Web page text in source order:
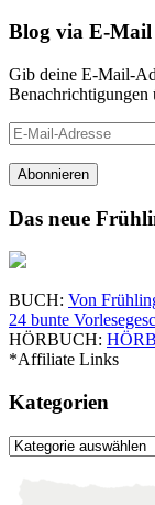
Blog via E-Mail
Gib deine E-Mail-
Benachrichtigungen
E-
Mail-
Adresse
Abonnieren
Das neue
BUCH: Von
24 bunte
HÖRBUCH:
*Affiliate Links
Kategorien
Kategorien